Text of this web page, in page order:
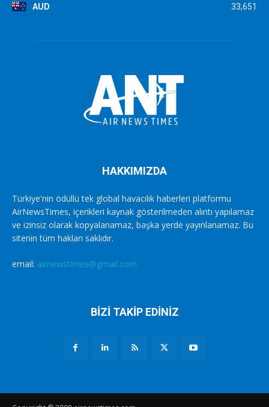
AUD 33,651
HAKKIMIZDA
Türkiye'nin ödüllü tek global havacılık haberleri platformu
AirNewsTimes, içerikleri kaynak gösterilmeden alıntı yapılamaz
ve izinsiz olarak kopyalanamaz, başka yerde yayınlanamaz. Bu
sitenin tüm hakları saklıdır.
email: airnewstimes@gmail.com
BİZİ TAKİP EDİNİZ